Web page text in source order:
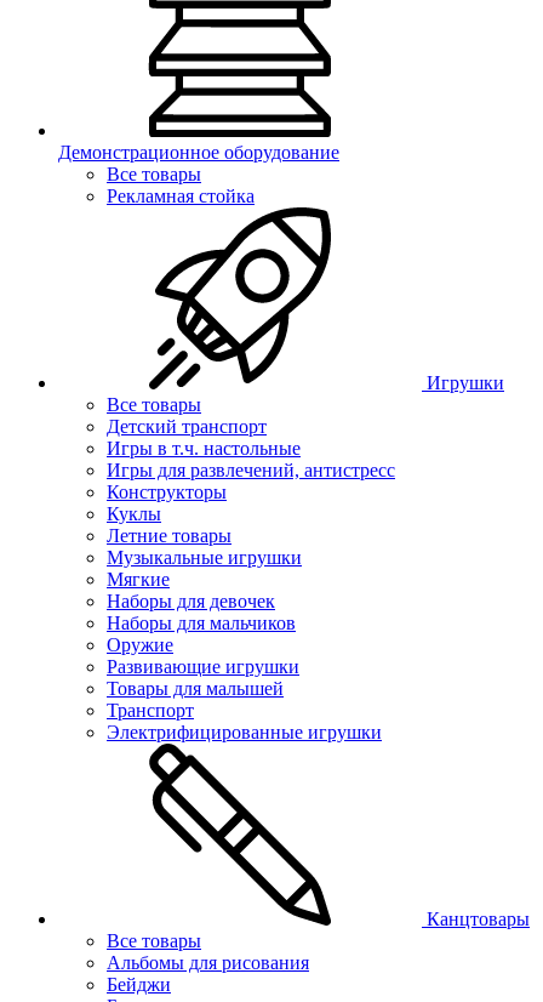
Демонстрационное оборудование
Все товары
Рекламная стойка
Игрушки
Все товары
Детский транспорт
Игры в т.ч. настольные
Игры для развлечений, антистресс
Конструкторы
Куклы
Летние товары
Музыкальные игрушки
Мягкие
Наборы для девочек
Наборы для мальчиков
Оружие
Развивающие игрушки
Товары для малышей
Транспорт
Электрифицированные игрушки
Канцтовары
Все товары
Альбомы для рисования
Бейджи